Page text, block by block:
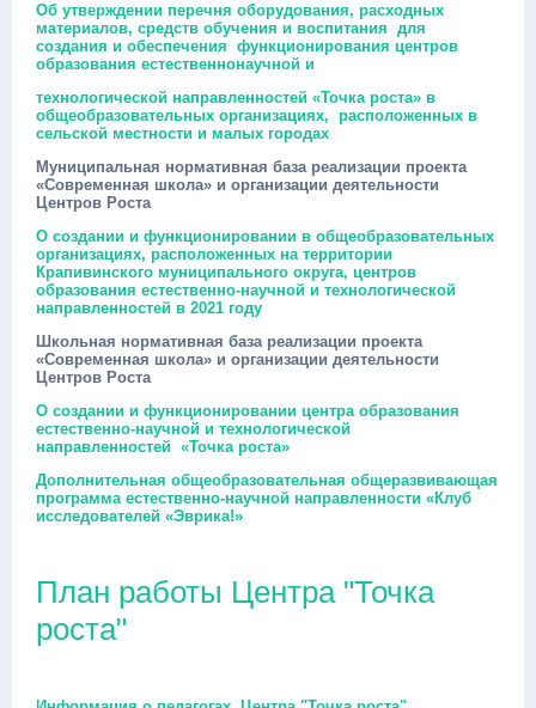
Об утверждении перечня оборудования, расходных
материалов, средств обучения и воспитания для
создания и обеспечения функционирования центров
образования естественнонаучной и
технологической направленностей «Точка роста» в
общеобразовательных организациях, расположенных в
сельской местности и малых городах
Муниципальная нормативная база реализации проекта
«Современная школа» и организации деятельности
Центров Роста
О создании и функционировании в общеобразовательных
организациях, расположенных на территории
Крапивинского муниципального округа, центров
образования естественно-научной и технологической
направленностей в 2021 году
Школьная нормативная база реализации проекта
«Современная школа» и организации деятельности
Центров Роста
О создании и функционировании центра образования
естественно-научной и технологической
направленностей «Точка роста»
Дополнительная общеобразовательная общеразвивающая
программа естественно-научной направленности «Клуб
исследователей «Эврика!»
План работы Центра "Точка
роста"